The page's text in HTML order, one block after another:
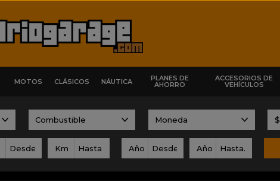
MOTOS CLÁSICOS NÁUTICA PLANES DE
AHORRO
ACCESORIOS DE
VEHÍCULOS
$
Km Año Año